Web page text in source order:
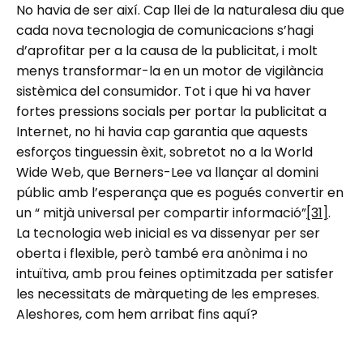
No havia de ser així. Cap llei de la naturalesa diu que
cada nova tecnologia de comunicacions s’hagi
d’aprofitar per a la causa de la publicitat, i molt
menys transformar-la en un motor de vigilància
sistèmica del consumidor. Tot i que hi va haver
fortes pressions socials per portar la publicitat a
Internet, no hi havia cap garantia que aquests
esforços tinguessin èxit, sobretot no a la World
Wide Web, que Berners-Lee va llançar al domini
públic amb l’esperança que es pogués convertir en
un “ mitjà universal per compartir informació”[31].
La tecnologia web inicial es va dissenyar per ser
oberta i flexible, però també era anònima i no
intuïtiva, amb prou feines optimitzada per satisfer
les necessitats de màrqueting de les empreses.
Aleshores, com hem arribat fins aquí?